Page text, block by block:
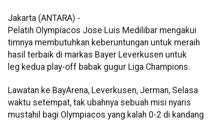
Jakarta (ANTARA) -
Pelatih Olympiacos Jose Luis Medilibar mengakui
timnya membutuhkan keberuntungan untuk meraih
hasil terbaik di markas Bayer Leverkusen untuk
leg kedua play-off babak gugur Liga Champions.
Lawatan ke BayArena, Leverkusen, Jerman, Selasa
waktu setempat, tak ubahnya sebuah misi nyaris
mustahil bagi Olympiacos yang kalah 0-2 di kandang